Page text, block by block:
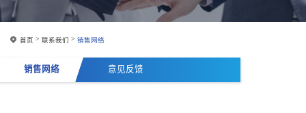
首页 联系我们 销售网络
销售网络 意见反馈